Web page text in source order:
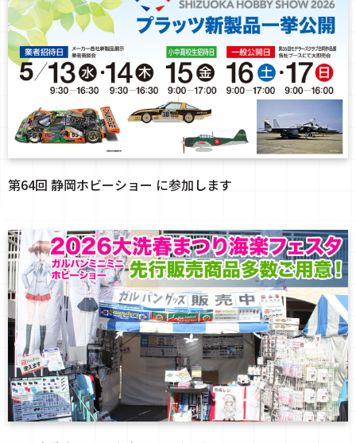
第64回 静岡ホビーショー に参加します